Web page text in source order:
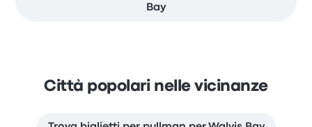
Bay
Città popolari nelle vicinanze